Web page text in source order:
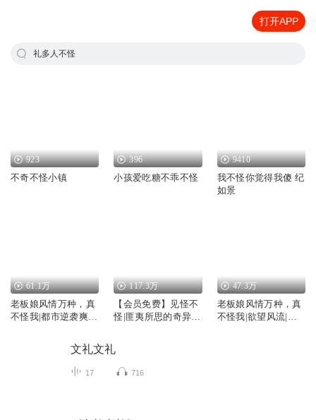
打开APP
礼多人不怪
923
不奇不怪小镇
396
小孩爱吃糖不乖不怪
9410
我不怪你觉得我傻 纪
如景
61.1万
老板娘风情万种，真
不怪我|都市逆袭爽
117.3万
【会员免费】见怪不
怪|匪夷所思的奇异事
47.3万
老板娘风情万种，真
不怪我|欲望风流|绝
文礼文礼
17 716